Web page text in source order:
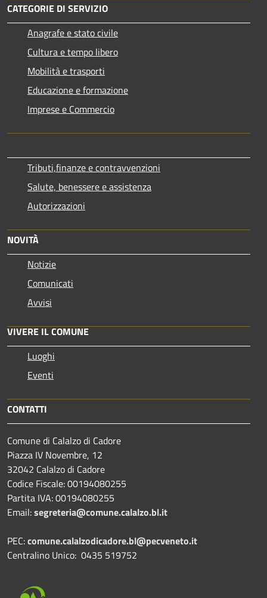
CATEGORIE DI SERVIZIO
Anagrafe e stato civile
Cultura e tempo libero
Mobilità e trasporti
Educazione e formazione
Imprese e Commercio
Tributi,finanze e contravvenzioni
Salute, benessere e assistenza
Autorizzazioni
NOVITÀ
Notizie
Comunicati
Avvisi
VIVERE IL COMUNE
Luoghi
Eventi
CONTATTI
Comune di Calalzo di Cadore
Piazza IV Novembre, 12
32042 Calalzo di Cadore
Codice Fiscale: 00194080255
Partita IVA: 00194080255
Email:segreteria@comune.calalzo.bl.it
PEC:comune.calalzodicadore.bl@pecveneto.it
Centralino Unico: 0435 519752